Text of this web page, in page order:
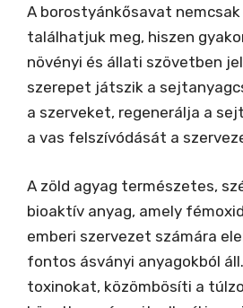
A borostyánkősavat
találhatjuk meg, hiszen
növényi és állati szövetben
szerepet játszik a
a szerveket, regenerálja a
a vas felszívódását a
A zöld agyag természetes,
bioaktív anyag, amely
emberi szervezet számára
fontos ásványi anyagokból
toxinokat, közömbösíti a